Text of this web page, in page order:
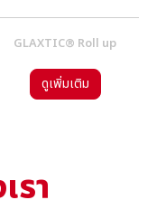
GLAXTIC® Roll up
ดูเพิ่มเติม
รา